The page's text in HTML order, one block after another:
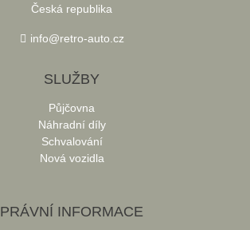
Česká republika
info@retro-auto.cz
SLUŽBY
Půjčovna
Náhradní díly
Schvalování
Nová vozidla
PRÁVNÍ INFORMACE